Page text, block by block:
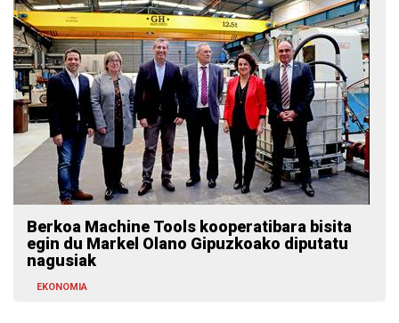
Berkoa Machine Tools kooperatibara bisita
egin du Markel Olano Gipuzkoako diputatu
nagusiak
EKONOMIA